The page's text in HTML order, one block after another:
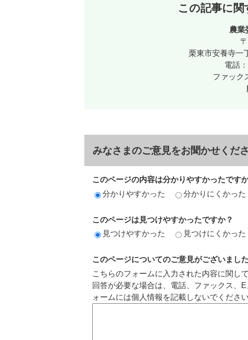
この記事に
農業
栗東市安養寺一
電話
ファック
みなさまのご意見をお聞かせくだ
このページの内容は分かりやすかったです
分かりやすかった
分かりにくかった
このページは見つけやすかったですか？
見つけやすかった
見つけにくかった
このページについてのご意見がございまし
こちらのフォームに入力された内容に関し
回答が必要な場合は、電話、ファックス、
ォームには個人情報を記載しないでください